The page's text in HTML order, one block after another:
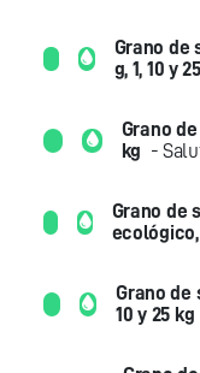
Grano de
g, 1, 10 y
Grano
kg -
Grano de
ecológico,
Grano de
10 y 25 kg